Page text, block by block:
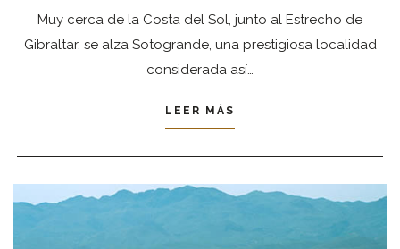
Muy cerca de la Costa del Sol, junto al Estrecho de
Gibraltar, se alza Sotogrande, una prestigiosa localidad
considerada así…
LEER MÁS